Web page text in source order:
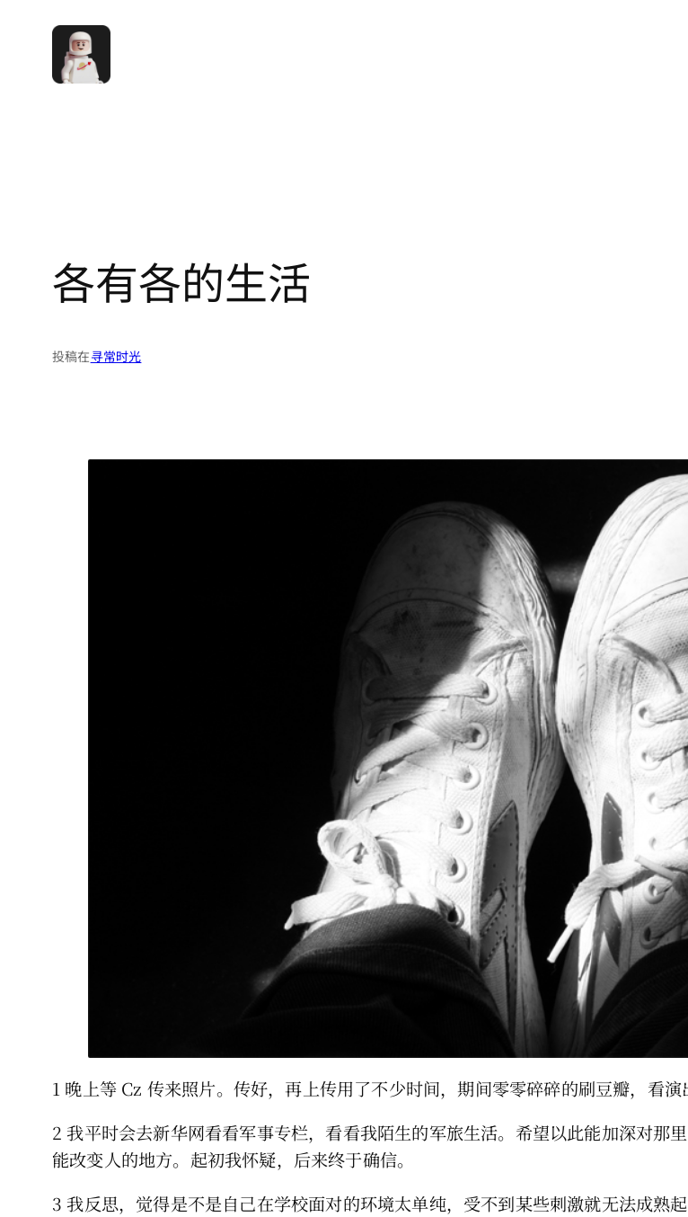
各有各的生活
投稿在寻常时光
1 晚上等 Cz 传来照片。传好，再上传用了不少时间，期间零零碎碎的刷豆瓣，看演
2 我平时会去新华网看看军事专栏，看看我陌生的军旅生活。希望以此能加深对那
能改变人的地方。起初我怀疑，后来终于确信。
3 我反思，觉得是不是自己在学校面对的环境太单纯，受不到某些刺激就无法成熟